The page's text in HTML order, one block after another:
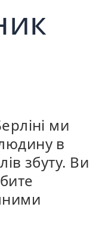
ми
в
збуту. Ви